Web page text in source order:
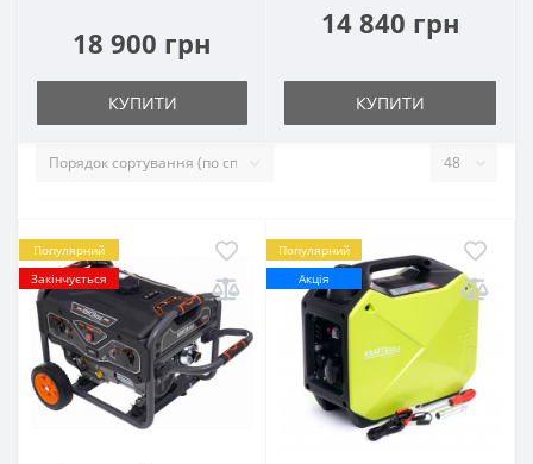
18 900 грн
КУПИТИ
14 840 грн
КУПИТИ
Популярний
Закінчується
Популярний
Акція